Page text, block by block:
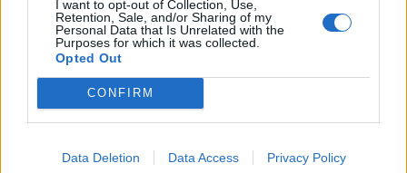
I want to opt-out of Collection, Use,
Retention, Sale, and/or Sharing of my
Personal Data that Is Unrelated with the
Purposes for which it was collected.
Opted Out
CONFIRM
Data Deletion Data Access Privacy Policy
Rechercher
Articles récents